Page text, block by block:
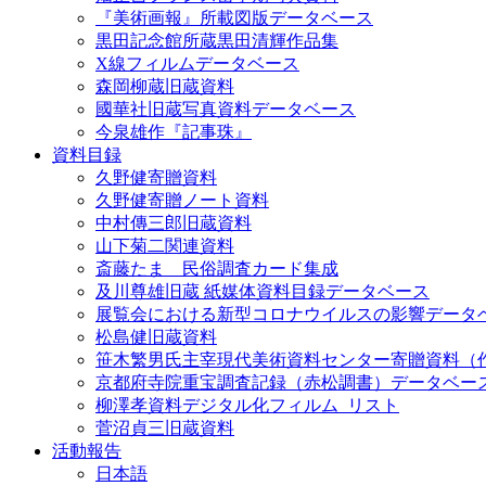
『美術画報』所載図版データベース
黒田記念館所蔵黒田清輝作品集
X線フィルムデータベース
森岡柳蔵旧蔵資料
國華社旧蔵写真資料データベース
今泉雄作『記事珠』
資料目録
久野健寄贈資料
久野健寄贈ノート資料
中村傳三郎旧蔵資料
山下菊二関連資料
斎藤たま 民俗調査カード集成
及川尊雄旧蔵 紙媒体資料目録データベース
展覧会における新型コロナウイルスの影響データ
松島健旧蔵資料
笹木繁男氏主宰現代美術資料センター寄贈資料（
京都府寺院重宝調査記録（赤松調書）データベー
柳澤孝資料デジタル化フィルム_リスト
菅沼貞三旧蔵資料
活動報告
日本語